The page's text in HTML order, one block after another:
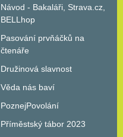
Návod - Bakaláři, Strava.cz,
BELLhop
Pasování prvňáčků na
čtenáře
Družinová slavnost
Věda nás baví
PoznejPovolání
Příměstský tábor 2023